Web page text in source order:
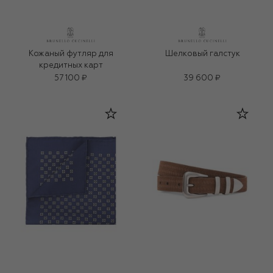
Кожаный футляр для
кредитных карт
57 100 ₽
Шелковый галстук
39 600 ₽